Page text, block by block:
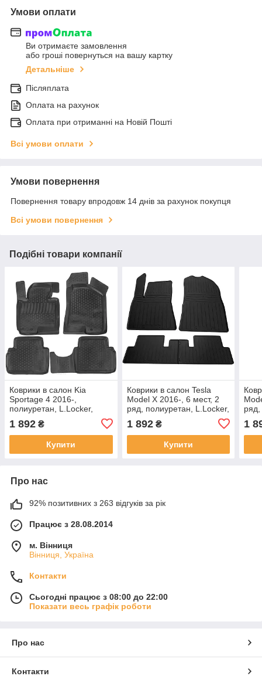
Умови оплати
Ви отримаєте замовлення
або гроші повернуться на вашу картку
Детальніше
Післяплата
Оплата на рахунок
Оплата при отриманні на Новій Пошті
Всі умови оплати
Умови повернення
Повернення товару впродовж 14 днів за рахунок покупця
Всі умови повернення
Подібні товари компанії
Коврики в салон Kia
Sportage 4 2016-,
полиуретан, L.Locker,
1 892 ₴
Купити
Коврики в салон Tesla
Model X 2016-, 6 мест, 2
ряд, полиуретан, L.Locker,
1 892₴
Купити
1
Про нас
92% позитивних з 263 відгуків за рік
Працює з 28.08.2014
м. Вінниця
Вінниця, Україна
Контакти
Сьогодні працює з 08:00 до 22:00
Показати весь графік роботи
Про нас
Контакти